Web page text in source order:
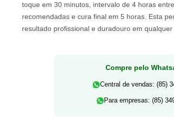
toque em 30 minutos, intervalo de 4 horas
recomendadas e cura final em 5 horas. Esta
resultado profissional e duradouro em
Compre pelo
Central de vendas: (85)
Para empresas: (85)